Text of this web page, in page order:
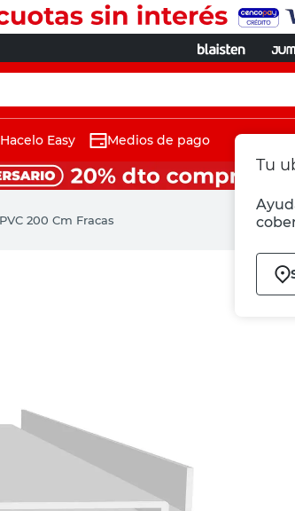
Tu
Hacelo Easy Medios de pago
200 Cm Fracas